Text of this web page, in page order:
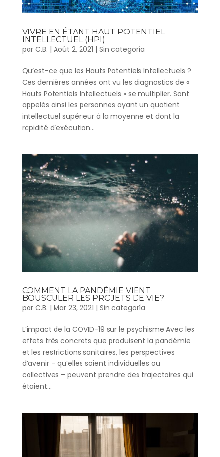
VIVRE EN ÉTANT HAUT POTENTIEL
INTELLECTUEL (HPI)
par C.B. | Août 2, 2021 | Sin categoría
Qu’est-ce que les Hauts Potentiels Intellectuels ?
Ces dernières années ont vu les diagnostics de «
Hauts Potentiels Intellectuels » se multiplier. Sont
appelés ainsi les personnes ayant un quotient
intellectuel supérieur à la moyenne et dont la
rapidité d’exécution...
COMMENT LA PANDÉMIE VIENT
BOUSCULER LES PROJETS DE VIE?
par C.B. | Mar 23, 2021 | Sin categoría
L’impact de la COVID-19 sur le psychisme Avec les
effets très concrets que produisent la pandémie
et les restrictions sanitaires, les perspectives
d’avenir – qu’elles soient individuelles ou
collectives – peuvent prendre des trajectoires qui
étaient...